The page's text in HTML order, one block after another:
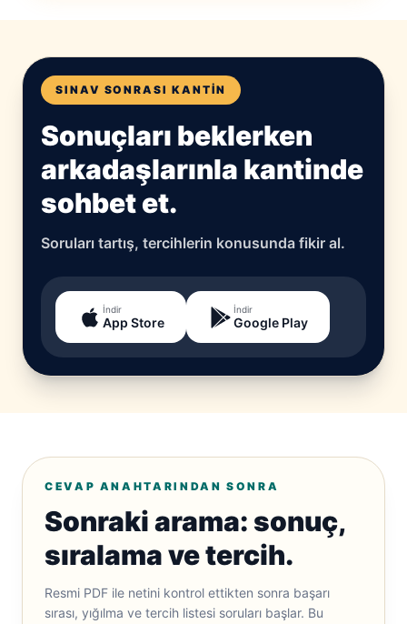
SINAV SONRASI KANTIN
Sonuçları beklerken
arkadaşlarınla kantinde
sohbet et.
Soruları tartış, tercihlerin konusunda fikir al.
İndir
App Store
İndir
Google Play
CEVAP ANAHTARINDAN SONRA
Sonraki arama: sonuç,
sıralama ve tercih.
Resmi PDF ile netini kontrol ettikten sonra başarı
sırası, yığılma ve tercih listesi soruları başlar. Bu